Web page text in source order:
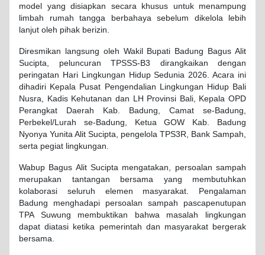
model yang disiapkan secara khusus untuk menampung
limbah rumah tangga berbahaya sebelum dikelola lebih
lanjut oleh pihak berizin.
Diresmikan langsung oleh Wakil Bupati Badung Bagus Alit
Sucipta, peluncuran TPSSS-B3 dirangkaikan dengan
peringatan Hari Lingkungan Hidup Sedunia 2026. Acara ini
dihadiri Kepala Pusat Pengendalian Lingkungan Hidup Bali
Nusra, Kadis Kehutanan dan LH Provinsi Bali, Kepala OPD
Perangkat Daerah Kab. Badung, Camat se-Badung,
Perbekel/Lurah se-Badung, Ketua GOW Kab. Badung
Nyonya Yunita Alit Sucipta, pengelola TPS3R, Bank Sampah,
serta pegiat lingkungan.
Wabup Bagus Alit Sucipta mengatakan, persoalan sampah
merupakan tantangan bersama yang membutuhkan
kolaborasi seluruh elemen masyarakat. Pengalaman
Badung menghadapi persoalan sampah pascapenutupan
TPA Suwung membuktikan bahwa masalah lingkungan
dapat diatasi ketika pemerintah dan masyarakat bergerak
bersama.